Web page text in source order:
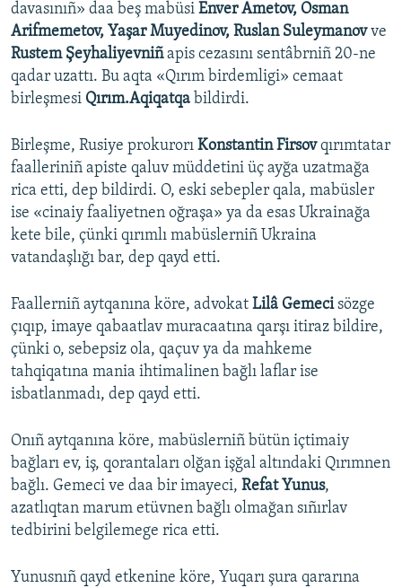
davasınıñ» daa beş mabüsi Enver Ametov, Osman
Arifmemetov, Yaşar Muyedinov, Ruslan Suleymanovve
Rustem Şeyhaliyevniñapis cezasını sentâbrniñ 20-ne
qadar uzattı. Bu aqta «Qırım birdemligi» cemaat
birleşmesi Qırım.Aqiqatqa bildirdi.
Birleşme, Rusiye prokurorı Konstantin Firsovqırımtatar
faalleriniñ apiste qaluv müddetini üç ayğa uzatmağa
rica etti, dep bildirdi. O, eski sebepler qala, mabüsler
ise «cinaiy faaliyetnen oğraşa» ya da esas Ukrainağa
kete bile, çünki qırımlı mabüslerniñ Ukraina
vatandaşlığı bar, dep qayd etti.
Faallerniñ aytqanına köre, advokat Lilâ Gemecisözge
çıqıp, imaye qabaatlav muracaatına qarşı itiraz bildire,
çünki o, sebepsiz ola, qaçuv ya da mahkeme
tahqiqatına mania ihtimalinen bağlı laflar ise
isbatlanmadı, dep qayd etti.
Onıñ aytqanına köre, mabüslerniñ bütün içtimaiy
bağları ev, iş, qorantaları olğan işğal altındaki Qırımnen
bağlı. Gemeci ve daa bir imayeci, Refat Yunus,
azatlıqtan marum etüvnen bağlı olmağan sıñırlav
tedbirini belgilemege rica etti.
Yunusnıñ qayd etkenine köre, Yuqarı şura qararına